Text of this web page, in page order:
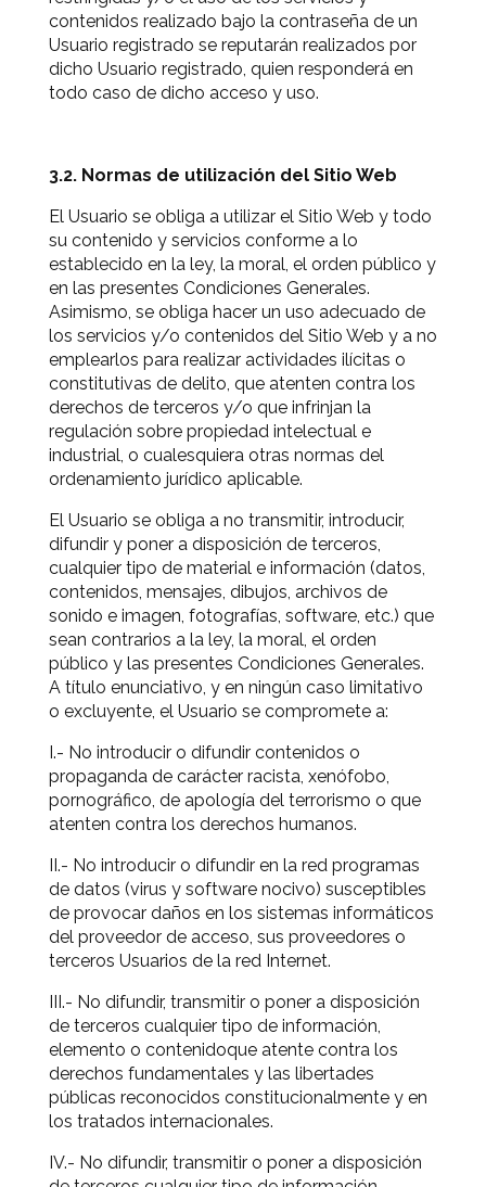
contenidos realizado bajo la contraseña de un
Usuario registrado se reputarán realizados por
dicho Usuario registrado, quien responderá en
todo caso de dicho acceso y uso.
3.2. Normas de utilización del Sitio Web
El Usuario se obliga a utilizar el Sitio Web y todo
su contenido y servicios conforme a lo
establecido en la ley, la moral, el orden público y
en las presentes Condiciones Generales.
Asimismo, se obliga hacer un uso adecuado de
los servicios y/o contenidos del Sitio Web y a no
emplearlos para realizar actividades ilícitas o
constitutivas de delito, que atenten contra los
derechos de terceros y/o que infrinjan la
regulación sobre propiedad intelectual e
industrial, o cualesquiera otras normas del
ordenamiento jurídico aplicable.
El Usuario se obliga a no transmitir, introducir,
difundir y poner a disposición de terceros,
cualquier tipo de material e información (datos,
contenidos, mensajes, dibujos, archivos de
sonido e imagen, fotografías, software, etc.) que
sean contrarios a la ley, la moral, el orden
público y las presentes Condiciones Generales.
A título enunciativo, y en ningún caso limitativo
o excluyente, el Usuario se compromete a:
I.- No introducir o difundir contenidos o
propaganda de carácter racista, xenófobo,
pornográfico, de apología del terrorismo o que
atenten contra los derechos humanos.
II.- No introducir o difundir en la red programas
de datos (virus y software nocivo) susceptibles
de provocar daños en los sistemas informáticos
del proveedor de acceso, sus proveedores o
terceros Usuarios de la red Internet.
III.- No difundir, transmitir o poner a disposición
de terceros cualquier tipo de información,
elemento o contenidoque atente contra los
derechos fundamentales y las libertades
públicas reconocidos constitucionalmente y en
los tratados internacionales.
IV.- No difundir, transmitir o poner a disposición